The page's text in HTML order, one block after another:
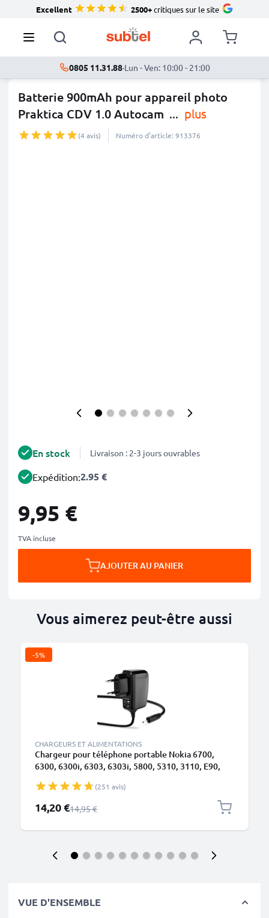
Excellent 2500+critiques sur le site
0805 11.31.88·Lun - Ven: 10:00 - 21:00
Batterie 900mAh pour appareil photo
Praktica CDV 1.0 Autocam ... plus
(4 avis) Numéro d’article: 913376
En stock Livraison : 2-3 jours ouvrables
Expédition:2.95 €
9,95 €
TVA incluse
AJOUTER AU PANIER
Vous aimerez peut-être aussi
-5%
CHARGEURS ET ALIMENTATIONS
Chargeur pour téléphone portable Nokia 6700,
6300, 6300i, 6303, 6303i, 5800, 5310, 3110, E90,
smartphone, Cordon / Câble de Charge 1.10m
(251 avis)
Prix spécial
14,20 €Prix normal
14,95 €
VUE D'ENSEMBLE